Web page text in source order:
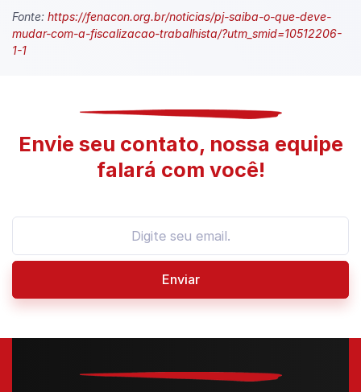
Fonte: https://fenacon.org.br/noticias/pj-saiba-o-que-deve-
mudar-com-a-fiscalizacao-trabalhista/?utm_smid=10512206-
1-1
Envie seu contato, nossa equipe
falará com você!
Enviar